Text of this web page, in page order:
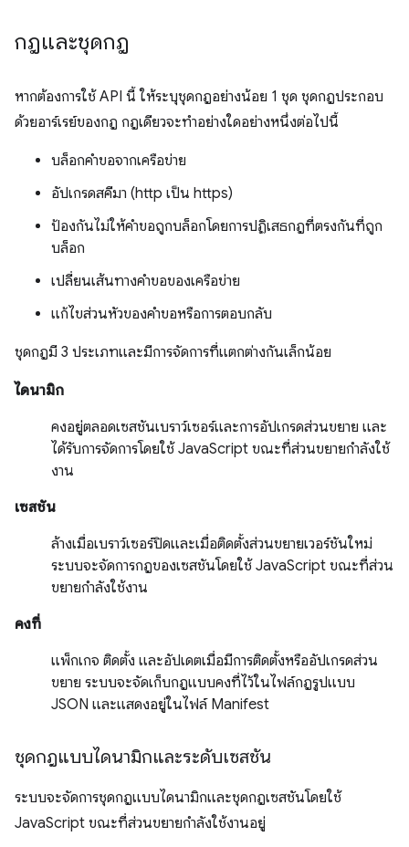
กฎและชุดกฎ
หากต้องการใช้ API นี้ ให้ระบุชุดกฎอย่างน้อย 1 ชุด ชุดกฎประกอบ
ด้วยอาร์เรย์ของกฎ กฎเดียวจะทำอย่างใดอย่างหนึ่งต่อไปนี้
บล็อกคำขอจากเครือข่าย
อัปเกรดสคีมา (http เป็น https)
ป้องกันไม่ให้คำขอถูกบล็อกโดยการปฏิเสธกฎที่ตรงกันที่ถูก
บล็อก
เปลี่ยนเส้นทางคำขอของเครือข่าย
แก้ไขส่วนหัวของคำขอหรือการตอบกลับ
ชุดกฎมี 3 ประเภทและมีการจัดการที่แตกต่างกันเล็กน้อย
ไดนามิก
คงอยู่ตลอดเซสชันเบราว์เซอร์และการอัปเกรดส่วนขยาย และ
ได้รับการจัดการโดยใช้ JavaScript ขณะที่ส่วนขยายกำลังใช้
งาน
เซสชัน
ล้างเมื่อเบราว์เซอร์ปิดและเมื่อติดตั้งส่วนขยายเวอร์ชันใหม่
ระบบจะจัดการกฎของเซสชันโดยใช้ JavaScript ขณะที่ส่วน
ขยายกำลังใช้งาน
คงที่
แพ็กเกจ ติดตั้ง และอัปเดตเมื่อมีการติดตั้งหรืออัปเกรดส่วน
ขยาย ระบบจะจัดเก็บกฎแบบคงที่ไว้ในไฟล์กฎรูปแบบ
JSON และแสดงอยู่ในไฟล์ Manifest
ชุดกฎแบบไดนามิกและระดับเซสชัน
ระบบจะจัดการชุดกฎแบบไดนามิกและชุดกฎเซสชันโดยใช้
JavaScript ขณะที่ส่วนขยายกำลังใช้งานอยู่